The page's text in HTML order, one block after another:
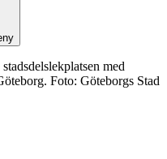
med
Foto: Göteborgs Stad